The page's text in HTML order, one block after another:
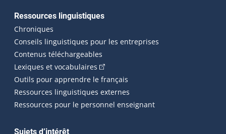
Ressources linguistiques
Chroniques
Conseils linguistiques pour les entreprises
Contenus téléchargeables
Lexiques et vocabulaires (Cet hyperlien externe s'ouvrira
Outils pour apprendre le français
Ressources linguistiques externes
Ressources pour le personnel enseignant
Sujets d’intérêt